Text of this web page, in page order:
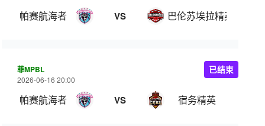
帕赛航海者 VS 巴伦苏埃拉精英
菲MPBL
2026-06-16 20:00
帕赛航海者 VS 宿务精英
已结束